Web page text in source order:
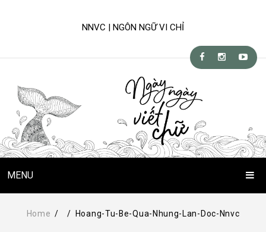
NNVC | NGÔN NGỮ VI CHỈ
MENU
Trang Chủ
Home / / Hoang-Tu-Be-Qua-Nhung-Lan-Doc-Nnvc